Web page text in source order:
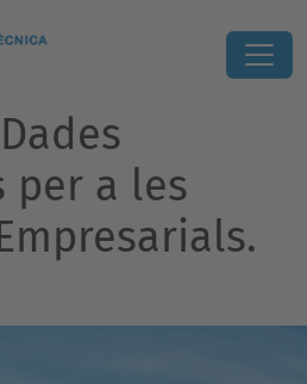
per a les